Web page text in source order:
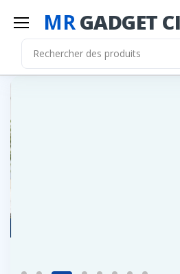
MRGADGET CI